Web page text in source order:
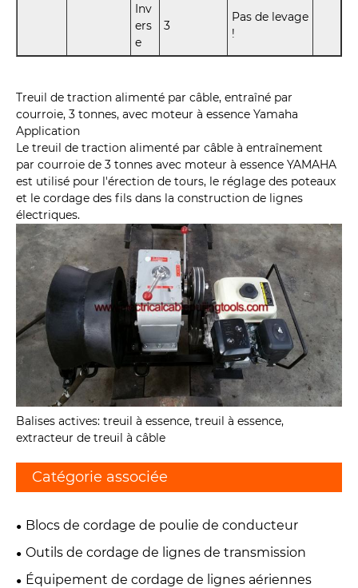
Inv
ers
e
3
Pas de levage
!
Treuil de traction alimenté par câble, entraîné par
courroie, 3 tonnes, avec moteur à essence Yamaha
Application
Le treuil de traction alimenté par câble à entraînement
par courroie de 3 tonnes avec moteur à essence YAMAHA
est utilisé pour l'érection de tours, le réglage des poteaux
et le cordage des fils dans la construction de lignes
électriques.
Balises actives: treuil à essence, treuil à essence,
extracteur de treuil à câble
Catégorie associée
Blocs de cordage de poulie de conducteur
Outils de cordage de lignes de transmission
Équipement de cordage de lignes aériennes